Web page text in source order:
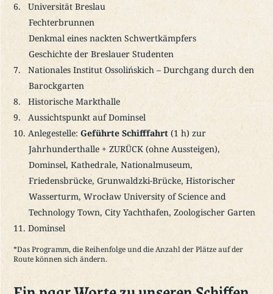
Universität Breslau
Fechterbrunnen
Denkmal eines nackten Schwertkämpfers
Geschichte der Breslauer Studenten
Nationales Institut Ossolińskich – Durchgang durch den
Barockgarten
Historische Markthalle
Aussichtspunkt auf Dominsel
Anlegestelle:Geführte Schifffahrt (1 h) zur
Jahrhunderthalle + ZURÜCK (ohne Aussteigen),
Dominsel, Kathedrale, Nationalmuseum,
Friedensbrücke, Grunwaldzki-Brücke, Historischer
Wasserturm, Wrocław University of Science and
Technology Town, City Yachthafen, Zoologischer Garten
Dominsel
*Das Programm, die Reihenfolge und die Anzahl der Plätze auf der
Route können sich ändern.